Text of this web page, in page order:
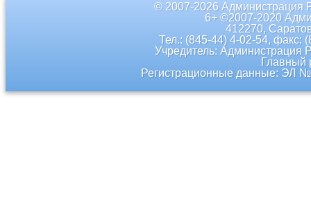
© 2007-2026 Администрация
6+ ©2007-2020
412270,
Тел.: (845-44) 4-02-54, факс:
Учредитель: Администрация
Главный
Регистрационные данные: ЭЛ №